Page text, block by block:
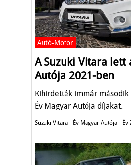
Autó-Motor
A Suzuki Vitara lett
Autója 2021-ben
Kihirdették immár
Év Magyar Autója díjakat.
Suzuki Vitara Év Magyar Autója Év